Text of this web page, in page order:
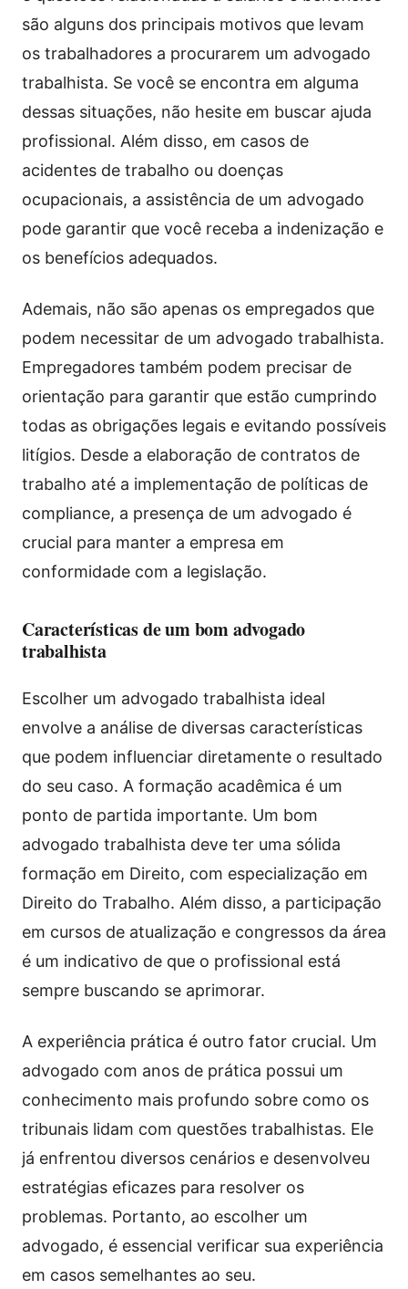
são alguns dos principais motivos que levam
os trabalhadores a procurarem um advogado
trabalhista. Se você se encontra em alguma
dessas situações, não hesite em buscar ajuda
profissional. Além disso, em casos de
acidentes de trabalho ou doenças
ocupacionais, a assistência de um advogado
pode garantir que você receba a indenização e
os benefícios adequados.
Ademais, não são apenas os empregados que
podem necessitar de um advogado trabalhista.
Empregadores também podem precisar de
orientação para garantir que estão cumprindo
todas as obrigações legais e evitando possíveis
litígios. Desde a elaboração de contratos de
trabalho até a implementação de políticas de
compliance, a presença de um advogado é
crucial para manter a empresa em
conformidade com a legislação.
Características de um bom advogado
trabalhista
Escolher um advogado trabalhista ideal
envolve a análise de diversas características
que podem influenciar diretamente o resultado
do seu caso. A formação acadêmica é um
ponto de partida importante. Um bom
advogado trabalhista deve ter uma sólida
formação em Direito, com especialização em
Direito do Trabalho. Além disso, a participação
em cursos de atualização e congressos da área
é um indicativo de que o profissional está
sempre buscando se aprimorar.
A experiência prática é outro fator crucial. Um
advogado com anos de prática possui um
conhecimento mais profundo sobre como os
tribunais lidam com questões trabalhistas. Ele
já enfrentou diversos cenários e desenvolveu
estratégias eficazes para resolver os
problemas. Portanto, ao escolher um
advogado, é essencial verificar sua experiência
em casos semelhantes ao seu.